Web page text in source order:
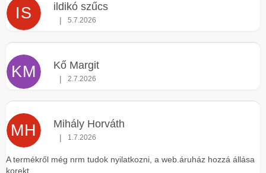
IS ildikó szűcs
Az áruház értékelése 5-ből 5 csillag.
| 5.7.2026
KM Kő Margit
Az áruház értékelése 5-ből 5 csillag.
| 2.7.2026
MH Mihály Horváth
Az áruház értékelése 5-ből 5 csillag.
| 1.7.2026
A termékről még nrm tudok nyilatkozni, a web.áruház hozzá állása
korekt.